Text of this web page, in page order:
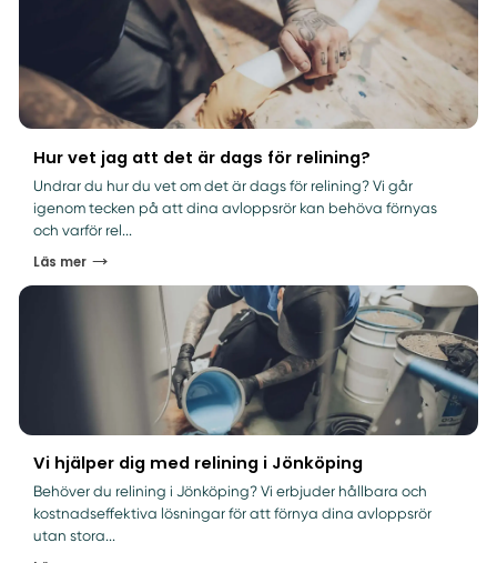
Hur vet jag att det är dags för relining?
Undrar du hur du vet om det är dags för relining? Vi går
igenom tecken på att dina avloppsrör kan behöva förnyas
och varför rel...
Läs mer
Vi hjälper dig med relining i Jönköping
Behöver du relining i Jönköping? Vi erbjuder hållbara och
kostnadseffektiva lösningar för att förnya dina avloppsrör
utan stora...